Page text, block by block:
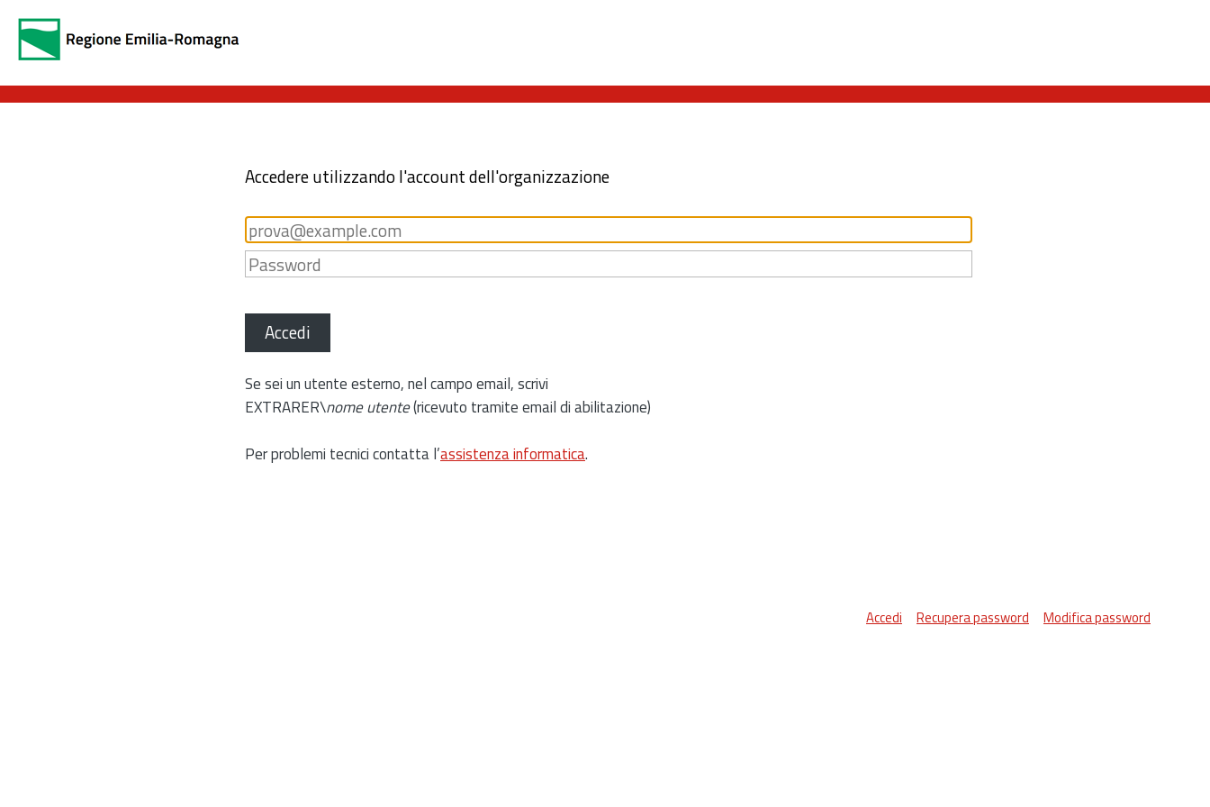
Accedere utilizzando l'account dell'organizzazione
Accedi
Se sei un utente esterno, nel campo email, scrivi
EXTRARER\nome utente(ricevuto tramite email di abilitazione)
Per problemi tecnici contatta l’assistenza informatica.
Accedi Recupera password Modifica password